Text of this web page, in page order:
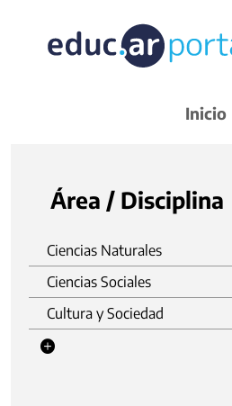
Inicio
Área / Disciplina
Ciencias Naturales
Ciencias Sociales
Cultura y Sociedad